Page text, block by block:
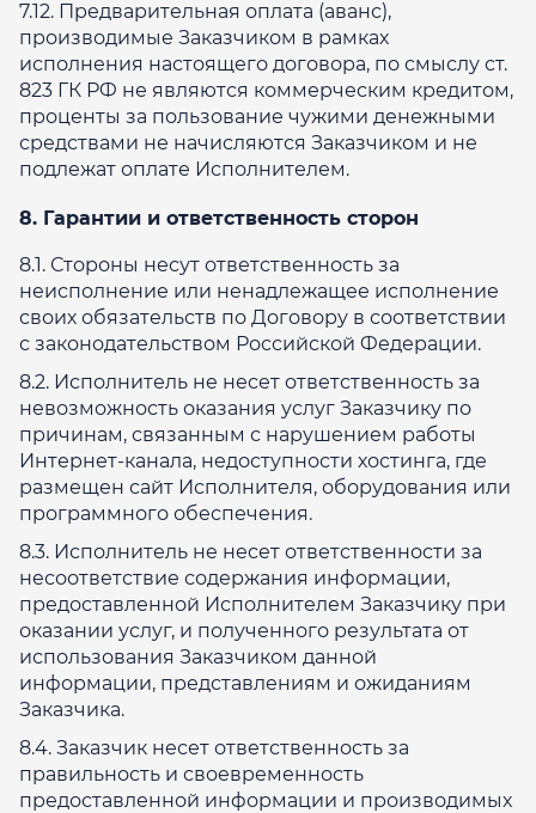
7.12. Предварительная оплата (аванс),
производимые Заказчиком в рамках
исполнения настоящего договора, по смыслу ст.
823 ГК РФ не являются коммерческим кредитом,
проценты за пользование чужими денежными
средствами не начисляются Заказчиком и не
подлежат оплате Исполнителем.
8. Гарантии и ответственность сторон
8.1. Стороны несут ответственность за
неисполнение или ненадлежащее исполнение
своих обязательств по Договору в соответствии
с законодательством Российской Федерации.
8.2. Исполнитель не несет ответственность за
невозможность оказания услуг Заказчику по
причинам, связанным с нарушением работы
Интернет-канала, недоступности хостинга, где
размещен сайт Исполнителя, оборудования или
программного обеспечения.
8.3. Исполнитель не несет ответственности за
несоответствие содержания информации,
предоставленной Исполнителем Заказчику при
оказании услуг, и полученного результата от
использования Заказчиком данной
информации, представлениям и ожиданиям
Заказчика.
8.4. Заказчик несет ответственность за
правильность и своевременность
предоставленной информации и производимых